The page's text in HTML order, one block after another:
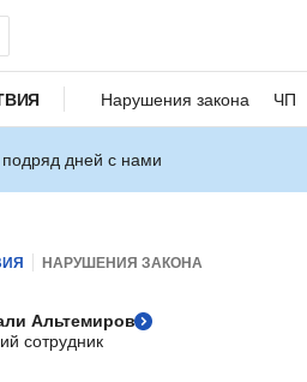
Нарушения закона ЧП
дней с нами
НАРУШЕНИЯ ЗАКОНА
Альтемиров
сотрудник